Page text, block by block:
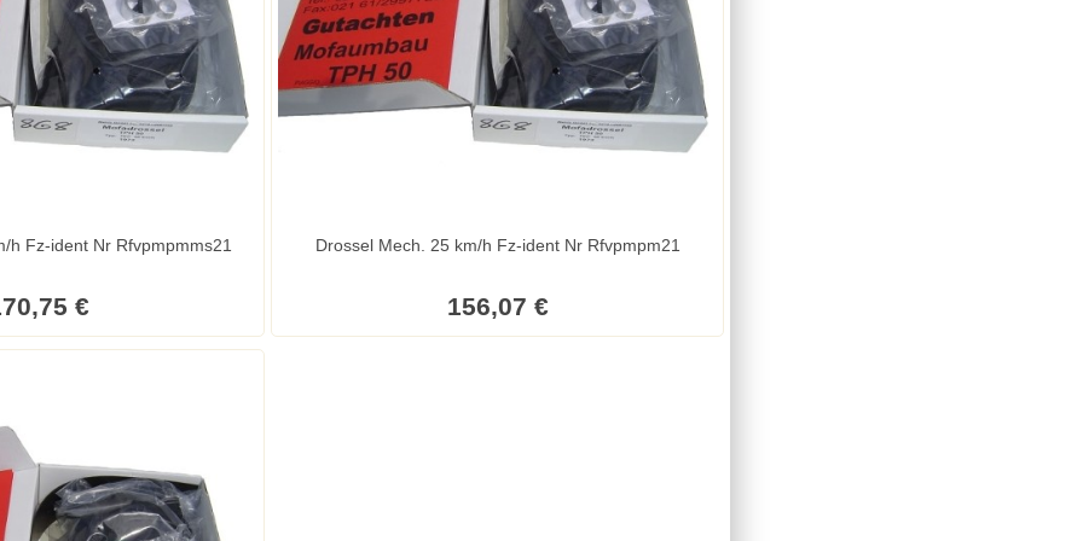
Drossel Mech. 25 km/h Fz-ident Nr Rfvpmpmms21
€
Drossel Mech. 25 km/h Fz-ident Nr Rfvpmpm21
156,07 €